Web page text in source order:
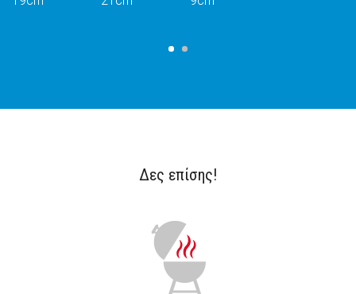
ΤΟ
ΤΟ
Δες επίσης!